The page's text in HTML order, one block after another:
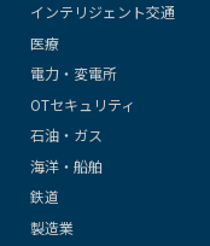
インテリジェント交通
医療
電力・変電所
OTセキュリティ
石油・ガス
海洋・船舶
鉄道
製造業